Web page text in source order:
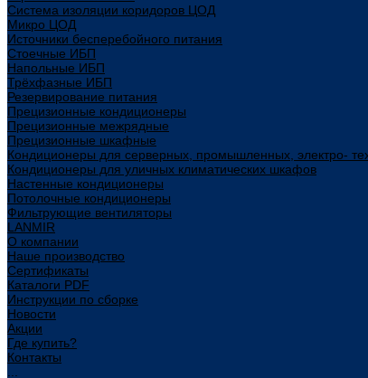
Система изоляции коридоров ЦОД
Микро ЦОД
Источники бесперебойного питания
Стоечные ИБП
Напольные ИБП
Трёхфазные ИБП
Резервирование питания
Прецизионные кондиционеры
Прецизионные межрядные
Прецизионные шкафные
Кондиционеры для серверных, промышленных, электро-
Кондиционеры для уличных климатических шкафов
Настенные кондиционеры
Потолочные кондиционеры
Фильтрующие вентиляторы
LANMIR
О компании
Наше производство
Сертификаты
Каталоги PDF
Инструкции по сборке
Новости
Акции
Где купить?
Контакты